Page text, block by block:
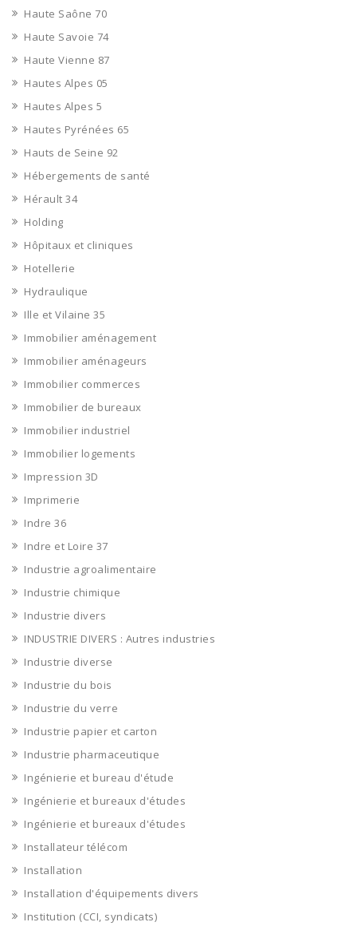
Haute Saône 70
Haute Savoie 74
Haute Vienne 87
Hautes Alpes 05
Hautes Alpes 5
Hautes Pyrénées 65
Hauts de Seine 92
Hébergements de santé
Hérault 34
Holding
Hôpitaux et cliniques
Hotellerie
Hydraulique
Ille et Vilaine 35
Immobilier aménagement
Immobilier aménageurs
Immobilier commerces
Immobilier de bureaux
Immobilier industriel
Immobilier logements
Impression 3D
Imprimerie
Indre 36
Indre et Loire 37
Industrie agroalimentaire
Industrie chimique
Industrie divers
INDUSTRIE DIVERS : Autres industries
Industrie diverse
Industrie du bois
Industrie du verre
Industrie papier et carton
Industrie pharmaceutique
Ingénierie et bureau d'étude
Ingénierie et bureaux d'études
Ingénierie et bureaux d'études
Installateur télécom
Installation
Installation d'équipements divers
Institution (CCI, syndicats)